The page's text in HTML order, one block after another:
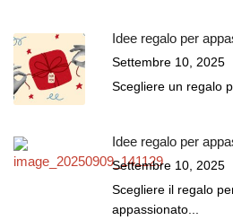
Idee regalo per
Settembre 10, 2025
Scegliere un regalo
Idee regalo per
Settembre 10, 2025
Scegliere il regalo
appassionato...